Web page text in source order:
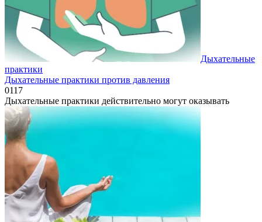
Дыхательные
практики
Дыхательные практики против давления
0117
Дыхательные практики действительно могут оказывать